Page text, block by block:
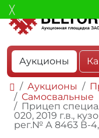
Аукционы
Аукционы
Самосвальные
Прицеп
020, 2019 г.в.,
рег.№ А 8463 В-